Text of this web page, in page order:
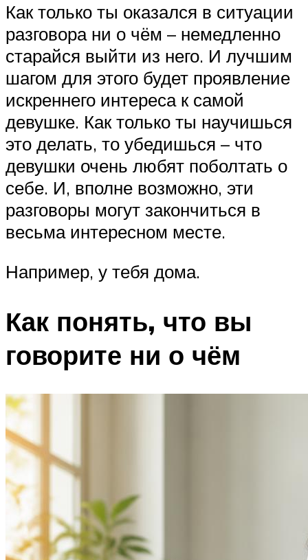
Как только ты оказался в ситуации
разговора ни о чём – немедленно
старайся выйти из него. И лучшим
шагом для этого будет проявление
искреннего интереса к самой
девушке. Как только ты научишься
это делать, то убедишься – что
девушки очень любят поболтать о
себе. И, вполне возможно, эти
разговоры могут закончиться в
весьма интересном месте.
Например, у тебя дома.
Как понять, что вы
говорите ни о чём